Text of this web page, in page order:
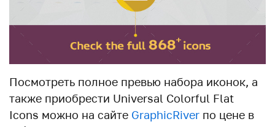
Посмотреть полное превью набора иконок, а
также приобрести Universal Colorful Flat
Icons можно на сайте GraphicRiver по цене в